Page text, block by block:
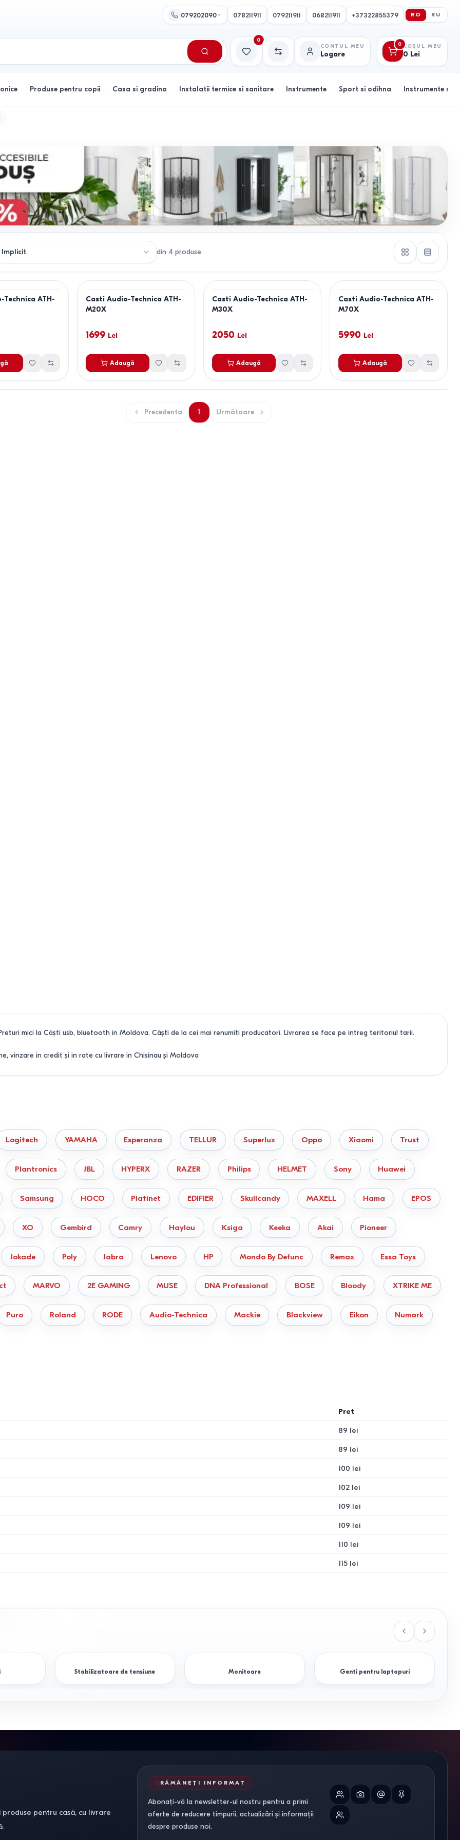
079202090 078211911 079211911 068211911 +37322855379 RO RU
Favorite
0
Comparație
CONTUL MEU
Logare
0 COȘUL MEU
0 Lei
Produse pentru copii Casa si gradina Instalatii termice si sanitare Instrumente Sport si odihna Instrumente
din 4 produse
Technica ATH-
Casti Audio-Technica ATH-
M20X
1699 Lei
Adaugă
Casti Audio-Technica ATH-
M30X
2050 Lei
Adaugă
Casti Audio-Technica ATH-
M70X
5990 Lei
Adaugă
Precedenta 1 Următoare
mici la Căşti usb, bluetooth in Moldova. Căşti de la cei mai renumiti producatori. Livrarea se face pe intreg teritoriul tarii.
vinzare in credit și in rate cu livrare in Chisinau și Moldova
Logitech YAMAHA Esperanza TELLUR Superlux Oppo Xiaomi Trust
Plantronics JBL HYPERX RAZER Philips HELMET Sony Huawei
Samsung HOCO Platinet EDIFIER Skullcandy MAXELL Hama EPOS
XO Gembird Camry Haylou Ksiga Keeka Akai Pioneer
Jokade Poly Jabra Lenovo HP Mondo By Defunc Remax Essa Toys
MARVO 2E GAMING MUSE DNA Professional BOSE Bloody XTRIKE ME
Puro Roland RODE Audio-Technica Mackie Blackview Eikon Numark
Pret
89 lei
89 lei
100 lei
102 lei
109 lei
109 lei
110 lei
115 lei
Stabilizatoare de tensiune Monitoare Genti pentru laptopuri
pentru casă, cu livrare
RĂMÂNEȚI INFORMAT
Abonați-vă la newsletter-ul nostru pentru a primi
oferte de reducere timpurii, actualizări și informații
despre produse noi.